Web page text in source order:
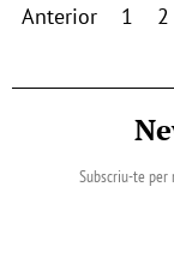
Anterior 1 2
Subscriu-te